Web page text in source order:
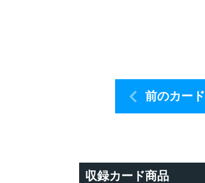
前のカード
収録カード商品